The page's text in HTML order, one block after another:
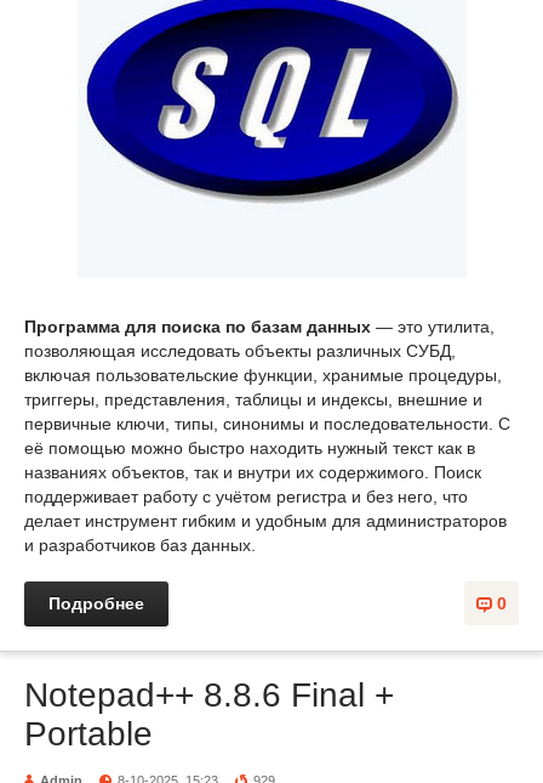
Программа для поиска по базам данных — это утилита,
позволяющая исследовать объекты различных СУБД,
включая пользовательские функции, хранимые процедуры,
триггеры, представления, таблицы и индексы, внешние и
первичные ключи, типы, синонимы и последовательности. С
её помощью можно быстро находить нужный текст как в
названиях объектов, так и внутри их содержимого. Поиск
поддерживает работу с учётом регистра и без него, что
делает инструмент гибким и удобным для администраторов
и разработчиков баз данных.
0
Подробнее
Notepad++ 8.8.6 Final +
Portable